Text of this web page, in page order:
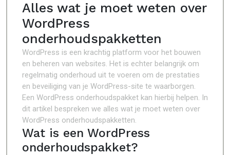
Alles wat je moet weten over
WordPress
onderhoudspakketten
WordPress is een krachtig platform voor het bouwen
en beheren van websites. Het is echter belangrijk om
regelmatig onderhoud uit te voeren om de prestaties
en beveiliging van je WordPress-site te waarborgen.
Een WordPress onderhoudspakket kan hierbij helpen. In
dit artikel bespreken we alles wat je moet weten over
WordPress onderhoudspakketten.
Wat is een WordPress
onderhoudspakket?